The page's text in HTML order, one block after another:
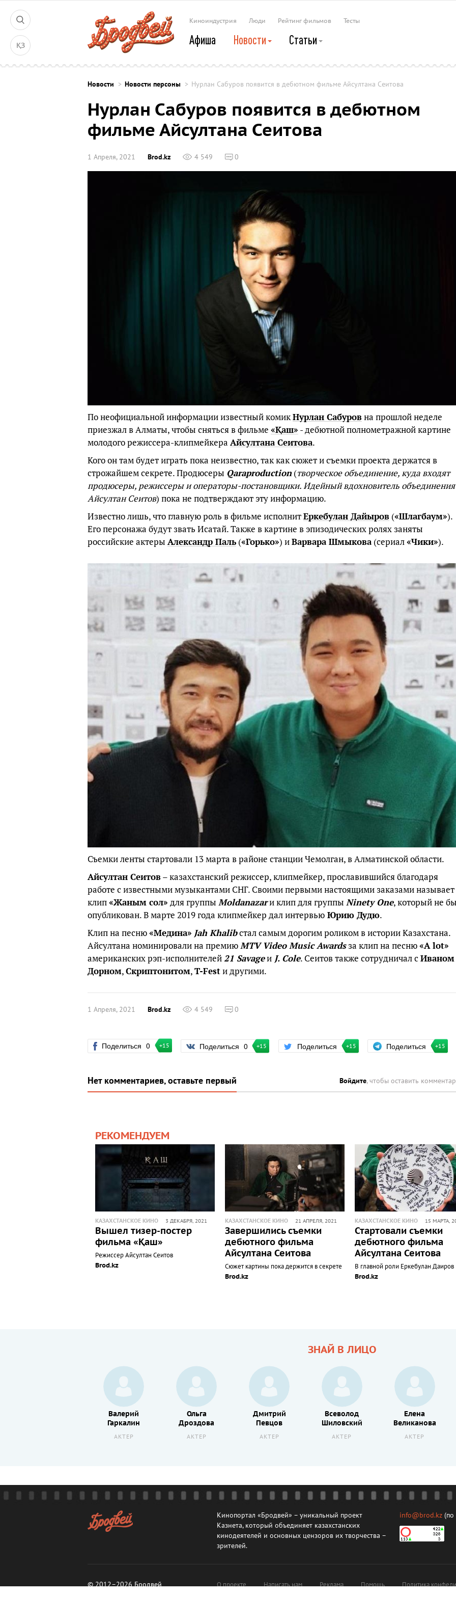
ҚЗ
Киноиндустрия Люди Рейтинг фильмов Тесты
Афиша Новости Статьи
Новости Новости персоны Нурлан Сабуров появится в дебютном фильме Айсултана Сеитова
Нурлан Сабуров появится в дебютном
фильме Айсултана Сеитова
1 Апреля, 2021 Brod.kz 4 549 0
По неофициальной информации известный комикНурлан Сабуровна прошлой неделе
приезжал в Алматы, чтобы сняться в фильме «Қаш» - дебютной полнометражной картине
молодого режиссера-клипмейкера Айсултана Сеитова.
Кого он там будет играть пока неизвестно, так как сюжет и съемки проекта держатся в
строжайшем секрете. Продюсеры Qaraproduction(творческое объединение, куда входят
продюсеры, режиссеры и операторы-постановщики. Идейный вдохновитель
Айсултан Сеитов) пока не подтверждают эту информацию.
Известно лишь, что главную роль в фильме исполнитЕркебулан Дайыров («Шлагбаум»).
Его персонажа будут звать Исатай. Также в картине в эпизодических ролях заняты
российские актеры Александр Паль («Горько») иВарвара Шмыкова(сериал«Чики»).
Съемки ленты стартовали 13 марта в районе станции Чемолган, в Алматинской области.
Айсултан Сеитов– казахстанский режиссер, клипмейкер, прославившийся благодаря
работе с известными музыкантами СНГ. Своими первыми настоящими заказами называет
клип«Жаным сол» для группы Moldanazarи клип для группы Ninety One, который не
опубликован. В марте 2019 года клипмейкер дал интервью Юрию Дудю.
Клип на песню«Медина» Jah Khalibстал самым дорогим роликом в истории Казахстана.
Айсултана номинировали на премиюMTV Video Music Awardsза клип на песню«A lot»
американских рэп-исполнителей21 Savageи J. Cole. Сеитов также сотрудничал сИваном
Дорном,Скриптонитом,T-Festи другими.
1 Апреля, 2021 Brod.kz 4 549 0
Поделиться 0 +15 Поделиться 0 +15 Поделиться +15 Поделиться +15
Нет комментариев, оставьте первый Войдите, чтобы оставить
РЕКОМЕНДУЕМ
КАЗАХСТАНСКОЕ КИНО 3 ДЕКАБРЯ, 2021
Вышел тизер-постер
фильма «Қаш»
Режиссер Айсултан Сеитов
Brod.kz
КАЗАХСТАНСКОЕ КИНО 21 АПРЕЛЯ, 2021
Завершились съемки
дебютного фильма
Айсултана Сеитова
Сюжет картины пока держится в секрете
Brod.kz
КАЗАХСТАНСКОЕ КИНО 15 МАРТА,
Стартовали съемки
дебютного фильма
Айсултана Сеитова
В главной роли Еркебулан Даиров
Brod.kz
ЗНАЙ В ЛИЦО
Валерий
Гаркалин
АКТЕР
Ольга
Дроздова
АКТЕР
Дмитрий
Певцов
АКТЕР
Всеволод
Шиловский
АКТЕР
Елена
Великанова
АКТЕР
Кинопортал «Бродвей» – уникальный проект
Казнета, который объединяет казахстанских
кинодеятелей и основных цензоров их творчества –
зрителей.
info@brod.kz (по
© 2012–2026 Бродвей О проекте Написать нам Реклама Помощь Политика